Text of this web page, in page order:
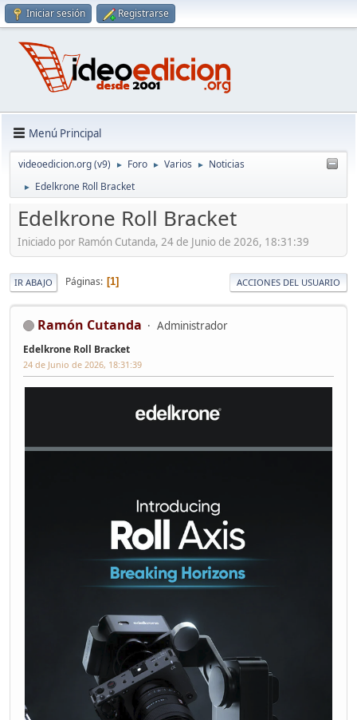
Iniciar sesión Registrarse
Menú Principal
videoedicion.org (v9) ► Foro ► Varios ► Noticias
► Edelkrone Roll Bracket
Edelkrone Roll Bracket
Iniciado por Ramón Cutanda, 24 de Junio de 2026, 18:31:39
IR ABAJO Páginas 1 ACCIONES DEL USUARIO
Ramón Cutanda Administrador
Edelkrone Roll Bracket
24 de Junio de 2026, 18:31:39